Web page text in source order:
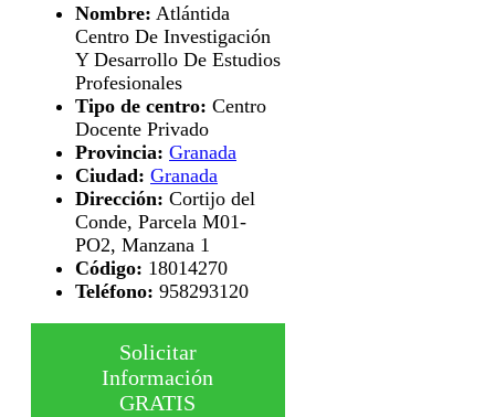
Nombre: Atlántida
Centro De Investigación
Y Desarrollo De Estudios
Profesionales
Tipo de centro: Centro
Docente Privado
Provincia: Granada
Ciudad: Granada
Dirección: Cortijo del
Conde, Parcela M01-
PO2, Manzana 1
Código: 18014270
Teléfono: 958293120
Solicitar
Información
GRATIS